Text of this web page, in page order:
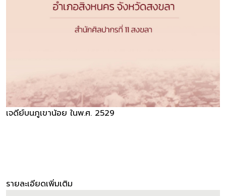
เจดีย์บนภูเขาน้อย ในพ.ศ. 2529
รายละเอียดเพิ่มเติม